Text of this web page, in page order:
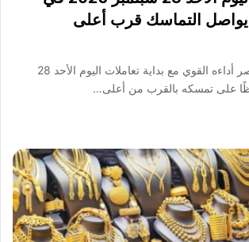
مصر: عيار 24 يواصل التماسك قرب أعلى
يواصل الذهب في مصر أداءه القوي مع بداية تعاملات اليوم الأحد 28